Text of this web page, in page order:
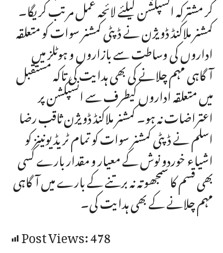
کر مشترکہ انسپکشن کیلئے لائحہ عمل مرتب کر یگا۔
کمشنر ملاکنڈ ڈویژن نے ڈپٹی کمشنر سوات کو متعلقہ
اداروں کی وساطت سے بازاروں و ہوٹلز میں
آگاہی مہم چلانے کی بھی ہدایت کی تاکہ مستقبل
میں متعلقہ اداروں کیطرف سے انسپکشن پر
اعتراضات نہ ہو۔ کمشنر ملاکنڈ ڈویژن ثاقب رضا
اسلم نے ڈپٹی کمشنر سوات کو تمام ٹریڈ یونینز کو
اشیاء خوردو نوش کے معیار و مقدار بارے کسی
بھی قسم کا سمجھوتہ نہ برتنے کے بارے میں آگاہی
مہم چلانے کے بھی ہدایت کی۔
Post Views:478